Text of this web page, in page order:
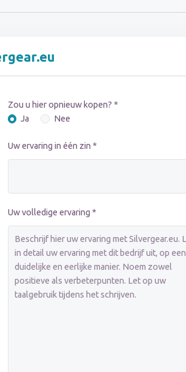
Zou u hier opnieuw kopen? *
Ja
Nee
Uw ervaring in één zin *
Uw volledige ervaring *